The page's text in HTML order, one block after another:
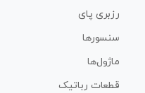
رزبری پای
سنسورها
ماژول‌ها
قطعات رباتیک